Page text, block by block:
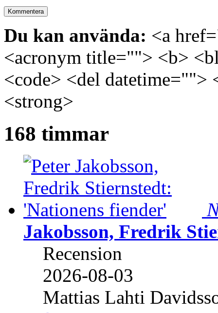
Du kan använda: <a
<acronym title=""> <b>
<code> <del
<strong>
168 timmar
Jakobsson, Fredrik
Recension
2026-08-03
Mattias Lahti